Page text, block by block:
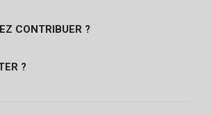
CONTRIBUER ?
?